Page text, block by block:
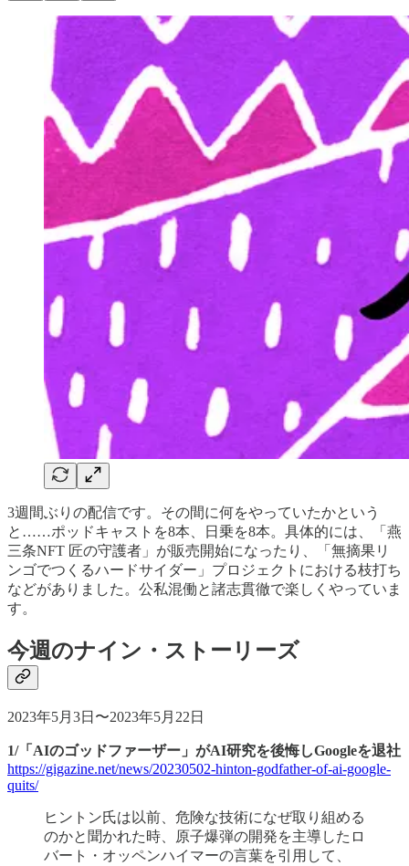
3週間ぶりの配信です。その間に何をやっていたかという
と……ポッドキャストを8本、日乗を8本。具体的には、「燕
三条NFT 匠の守護者」が販売開始になったり、「無摘果リ
ンゴでつくるハードサイダー」プロジェクトにおける枝打ち
などがありました。公私混働と諸志貫徹で楽しくやっていま
す。
今週のナイン・ストーリーズ
2023年5月3日〜2023年5月22日
1/「AIのゴッドファーザー」がAI研究を後悔しGoogleを退社
https://gigazine.net/news/20230502-hinton-godfather-of-ai-google-
quits/
ヒントン氏は以前、危険な技術になぜ取り組める
のかと聞かれた時、原子爆弾の開発を主導したロ
バート・オッペンハイマーの言葉を引用して、